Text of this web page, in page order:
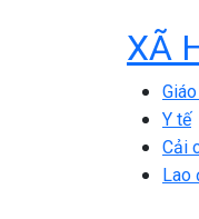
XÃ
Y tế
Cải
Lao